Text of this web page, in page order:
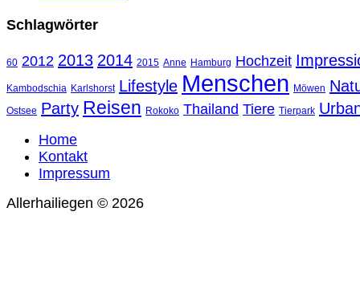
Schlagwörter
60 2012 2013 2014 2015 Anne Hamburg Hochzeit
Kambodschia Karlshorst Lifestyle Menschen Möwen
Ostsee Party Reisen Rokoko Thailand Tiere Tierpark
Home
Kontakt
Impressum
Allerhailiegen © 2026